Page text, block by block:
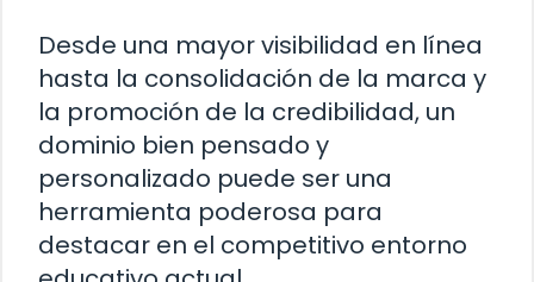
Desde una mayor visibilidad en línea
hasta la consolidación de la marca y
la promoción de la credibilidad, un
dominio bien pensado y
personalizado puede ser una
herramienta poderosa para
destacar en el competitivo entorno